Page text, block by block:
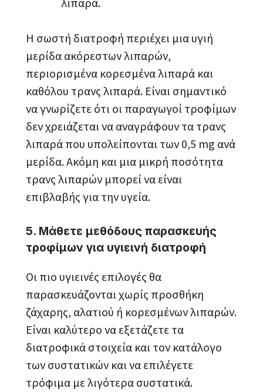
Η σωστή διατροφή περιέχει μια υγιή
μερίδα ακόρεστων λιπαρών,
περιορισμένα κορεσμένα λιπαρά και
καθόλου τρανς λιπαρά. Είναι σημαντικό
να γνωρίζετε ότι οι παραγωγοί τροφίμων
δεν χρειάζεται να αναγράφουν τα τρανς
λιπαρά που υπολείπονται των 0,5 mg ανά
μερίδα. Ακόμη και μια μικρή ποσότητα
τρανς λιπαρών μπορεί να είναι
επιβλαβής για την υγεία.
5. Μάθετε μεθόδους παρασκευής
τροφίμων για υγιεινή διατροφή
Οι πιο υγιεινές επιλογές θα
παρασκευάζονται χωρίς προσθήκη
ζάχαρης, αλατιού ή κορεσμένων λιπαρών.
Είναι καλύτερο να εξετάζετε τα
διατροφικά στοιχεία και τον κατάλογο
των συστατικών και να επιλέγετε
τρόφιμα με λιγότερα συστατικά.